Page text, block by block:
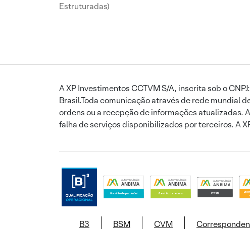
Estruturadas)
A XP Investimentos CCTVM S/A, inscrita sob o
Brasil.Toda comunicação através de rede mundial
ordens ou a recepção de informações atualizadas.
falha de serviços disponibilizados por terceiros. A
B3 BSM CVM